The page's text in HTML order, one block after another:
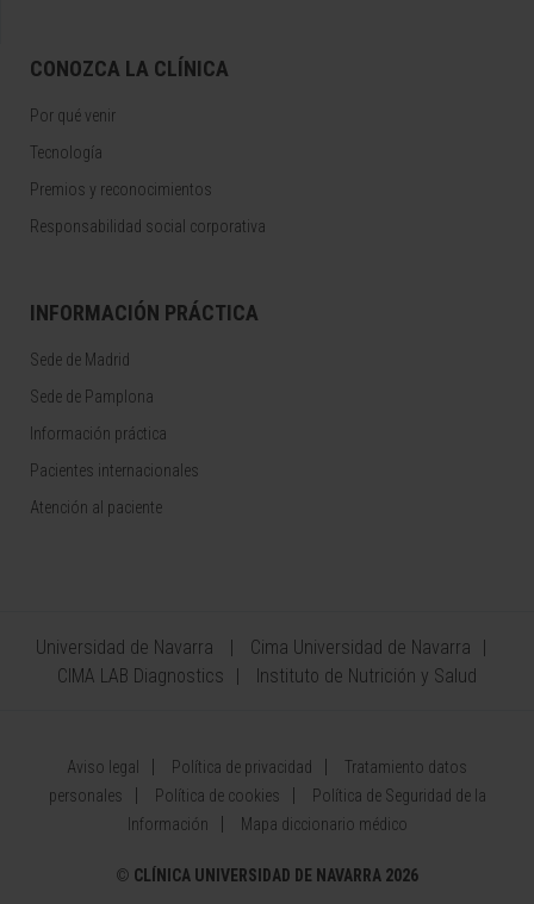
CONOZCA LA CLÍNICA
Por qué venir
Tecnología
Premios y reconocimientos
Responsabilidad social corporativa
INFORMACIÓN PRÁCTICA
Sede de Madrid
Sede de Pamplona
Información práctica
Pacientes internacionales
Atención al paciente
Universidad de Navarra
Cima Universidad de Navarra
CIMA LAB Diagnostics
Instituto de Nutrición y Salud
Aviso legal Política de privacidad
Tratamiento datos
personales
Política de cookies
Política de Seguridad de la
Información
Mapa diccionario médico
© CLÍNICA UNIVERSIDAD DE NAVARRA 2026